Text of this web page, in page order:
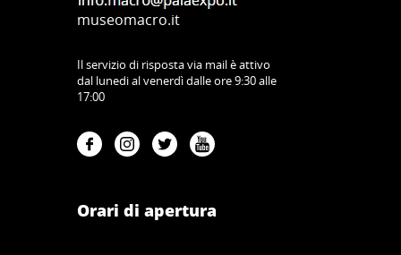
museomacro.it
Il servizio di risposta via mail è attivo
dal lunedi al venerdì dalle ore 9:30 alle
17:00
Orari di apertura